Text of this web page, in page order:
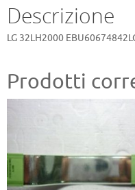
Descrizione
LG 32LH2000
Prodotti